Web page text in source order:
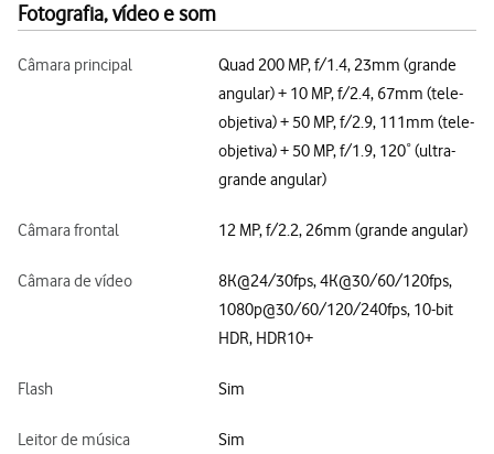
Fotografia, vídeo e som
Câmara principal
Quad 200 MP, f/1.4, 23mm (grande
angular) + 10 MP, f/2.4, 67mm (tele-
objetiva) + 50 MP, f/2.9, 111mm (tele-
objetiva) + 50 MP, f/1.9, 120˚ (ultra-
grande angular)
Câmara frontal 12 MP, f/2.2, 26mm (grande angular)
Câmara de vídeo
8K@24/30fps, 4K@30/60/120fps,
1080p@30/60/120/240fps, 10-bit
HDR, HDR10+
Flash Sim
Leitor de música Sim